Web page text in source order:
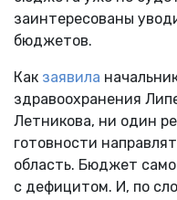
заинтересованы
бюджетов.
Как заявила
здравоохранения
Летникова, ни один
готовности
область. Бюджет
с дефицитом. И, по